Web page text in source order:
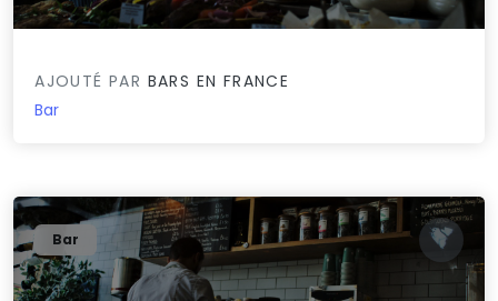
AJOUTÉ PAR BARS EN FRANCE
Bar
Bar